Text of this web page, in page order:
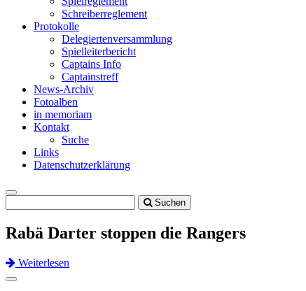
Schreiberreglement
Protokolle
Delegiertenversammlung
Spielleiterbericht
Captains Info
Captainstreff
News-Archiv
Fotoalben
in memoriam
Kontakt
Suche
Links
Datenschutzerklärung
Toggle
navigation
Suchen
Rabä Darter stoppen die Rangers
Weiterlesen
Previous
Next
Toggle